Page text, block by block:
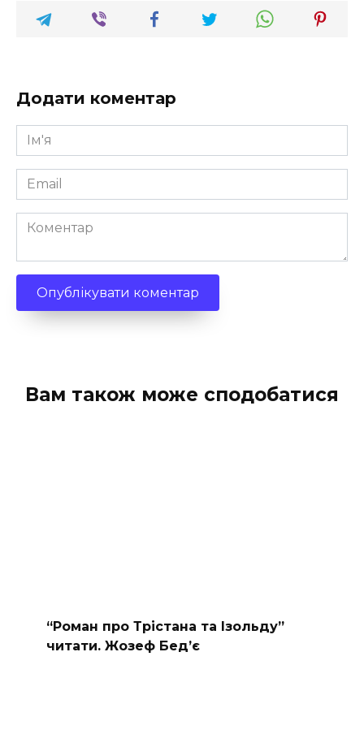
Додати коментар
Ім'я
*
Email
*
Коментар
Вам також може сподобатися
“Роман про Трістана та Ізольду”
читати. Жозеф Бед’є